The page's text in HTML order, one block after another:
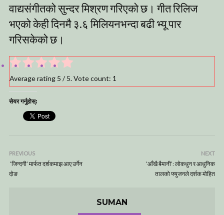
वाद्यसंगीतको सुन्दर मिश्रण गरिएको छ। गीत रिलिज
भएको केही दिनमै ३.६ मिलियनभन्दा बढी भ्यू पार
गरिसकेको छ।
Average rating 5 / 5. Vote count: 1
सेयर गर्नुहोस्:
PREVIOUS
‘जिन्दगी’ मार्फत दर्शकमाझ आए उर्गेन
दोङ
NEXT
‘आँखै बैमानी’: लोकधुन र आधुनिक
तालको फ्युजनले दर्शक मोहित
SUMAN